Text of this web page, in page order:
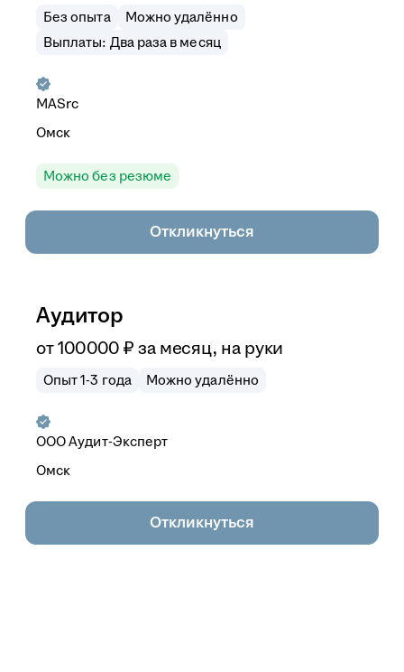
Без опыта
Можно удалённо
Выплаты: Два раза в месяц
MASrc
Омск
Можно без резюме
Откликнуться
Аудитор
от100 000 ₽ за месяц, на руки
Опыт 1-3 года Можно удалённо
ОООАудит-Эксперт
Омск
Откликнуться